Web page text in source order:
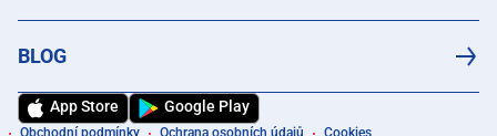
BLOG
App Store Google Play
Obchodní podmínky Ochrana osobních údajů Cookies